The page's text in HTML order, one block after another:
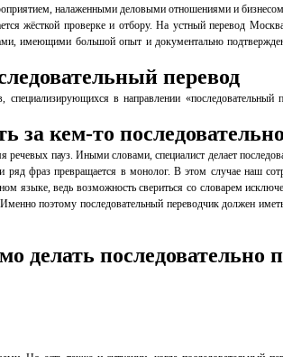
налаженными деловыми отношениями и
жёсткой проверке и отбору. На устный перевод
имеющими большой опыт и документально
перевод
в направлении
за кем-то
речевых пауз. Иными словами, специалист делает
фраз превращается в монолог. В этом случае наш
ведь возможность свериться со словарем
поэтому последовательный переводчик должен
делать последовательно